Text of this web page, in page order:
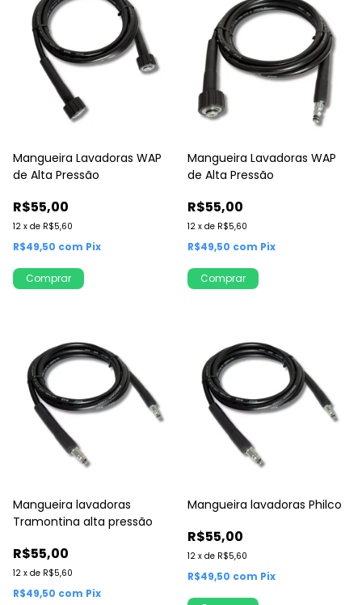
Mangueira Lavadoras WAP
de Alta Pressão
R$55,00
12 x de R$5,60
R$49,50 com Pix
Comprar
Mangueira Lavadoras WAP
de Alta Pressão
R$55,00
12 x de R$5,60
R$49,50 com Pix
Comprar
Mangueira lavadoras
Tramontina alta pressão
R$55,00
12 x de R$5,60
R$49,50 com Pix
Mangueira lavadoras Philco
R$55,00
12 x de R$5,60
R$49,50 com Pix